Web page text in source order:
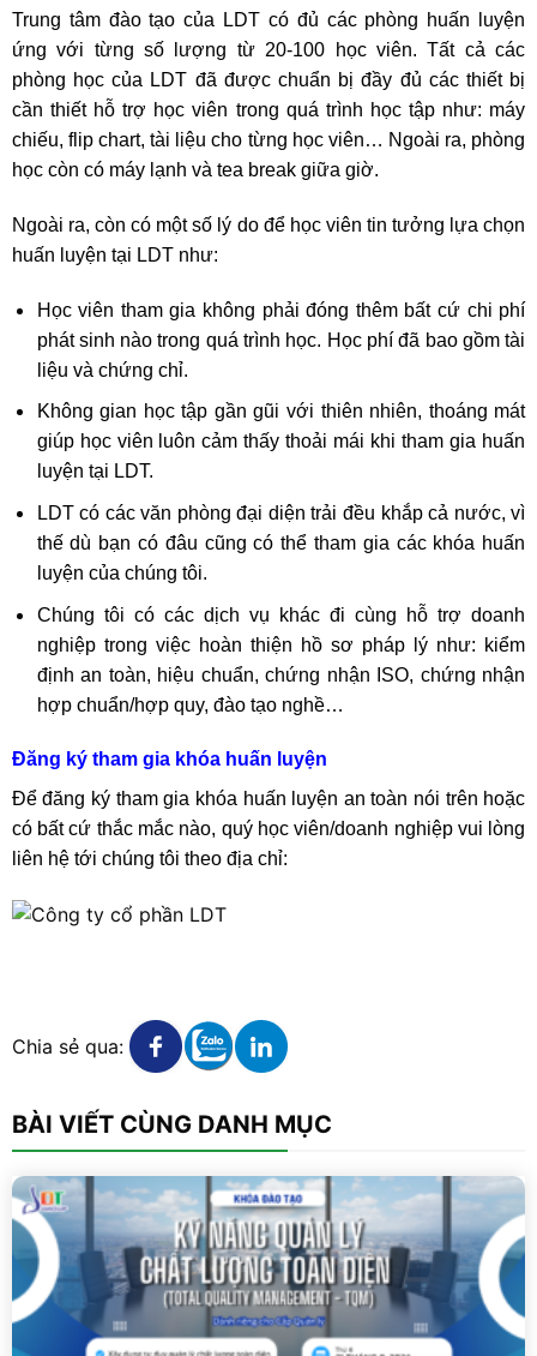
Trung tâm đào tạo của LDT có đủ các phòng huấn luyện
ứng với từng số lượng từ 20-100 học viên. Tất cả các
phòng học của LDT đã được chuẩn bị đầy đủ các thiết bị
cần thiết hỗ trợ học viên trong quá trình học tập như: máy
chiếu, flip chart, tài liệu cho từng học viên… Ngoài ra, phòng
học còn có máy lạnh và tea break giữa giờ.
Ngoài ra, còn có một số lý do để học viên tin tưởng lựa chọn
huấn luyện tại LDT như:
Học viên tham gia không phải đóng thêm bất cứ chi phí
phát sinh nào trong quá trình học. Học phí đã bao gồm tài
liệu và chứng chỉ.
Không gian học tập gần gũi với thiên nhiên, thoáng mát
giúp học viên luôn cảm thấy thoải mái khi tham gia huấn
luyện tại LDT.
LDT có các văn phòng đại diện trải đều khắp cả nước, vì
thế dù bạn có đâu cũng có thể tham gia các khóa huấn
luyện của chúng tôi.
Chúng tôi có các dịch vụ khác đi cùng hỗ trợ doanh
nghiệp trong việc hoàn thiện hồ sơ pháp lý như: kiểm
định an toàn, hiệu chuẩn, chứng nhận ISO, chứng nhận
hợp chuẩn/hợp quy, đào tạo nghề…
Đăng ký tham gia khóa huấn luyện
Để đăng ký tham gia khóa huấn luyện an toàn nói trên hoặc
có bất cứ thắc mắc nào, quý học viên/doanh nghiệp vui lòng
liên hệ tới chúng tôi theo địa chỉ:
Chia sẻ qua: Xem chi tiết
Xem chi tiếtXem chi tiết
BÀI VIẾT CÙNG DANH MỤC